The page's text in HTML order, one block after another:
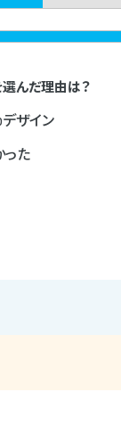
んだ理由は？
ザイン
た